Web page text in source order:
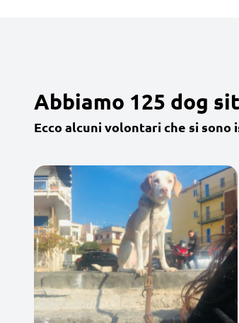
Abbiamo 125 dog
Ecco alcuni volontari che si